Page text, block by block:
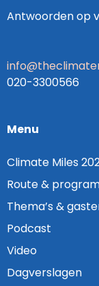
Antwoorden op
020-3300566
Menu
Climate Miles
Route &
Thema’s &
Podcast
Video
Dagverslagen